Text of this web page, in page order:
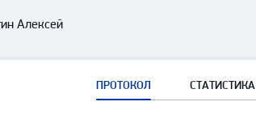
Алексей
ПРОТОКОЛ СТАТИСТИКА